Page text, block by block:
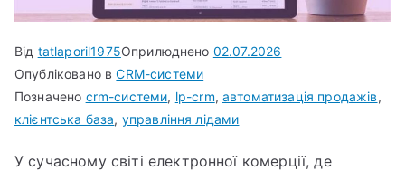
Від tatlaporil1975Оприлюднено 02.07.2026
Опубліковано вCRM-системи
Позначено crm-системи, lp-crm, автоматизація продажів,
клієнтська база, управління лідами
У сучасному світі електронної комерції, де